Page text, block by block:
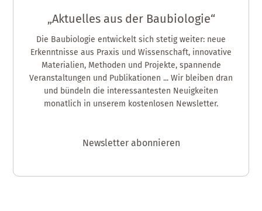
„Aktuelles aus der Baubiologie“
Die Baubiologie entwickelt sich stetig weiter: neue
Erkenntnisse aus Praxis und Wissenschaft, innovative
Materialien, Methoden und Projekte, spannende
Veranstaltungen und Publikationen ... Wir bleiben dran
und bündeln die interessantesten Neuigkeiten
monatlich in unserem kostenlosen Newsletter.
Newsletter abonnieren